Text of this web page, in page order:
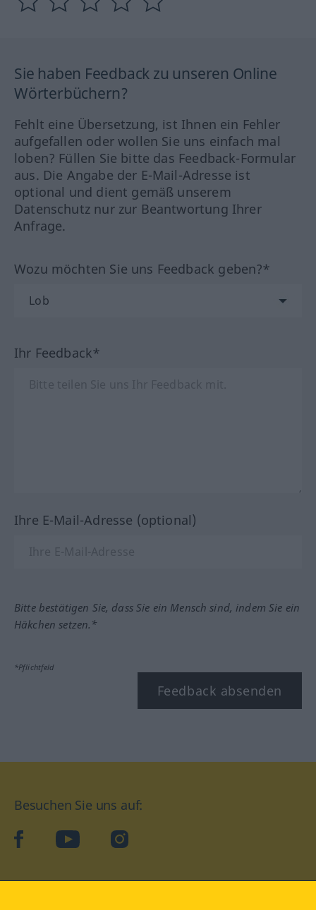
Sie haben Feedback zu unseren Online
Wörterbüchern?
Fehlt eine Übersetzung, ist Ihnen ein Fehler
aufgefallen oder wollen Sie uns einfach mal
loben? Füllen Sie bitte das Feedback-Formular
aus. Die Angabe der E-Mail-Adresse ist
optional und dient gemäß unserem
Datenschutz nur zur Beantwortung Ihrer
Anfrage.
Wozu möchten Sie uns Feedback geben?*
Ihr Feedback*
Ihre E-Mail-Adresse (optional)
Bitte bestätigen Sie, dass Sie ein Mensch sind, indem Sie ein
Häkchen setzen.*
*Pflichtfeld
Feedback absenden
Besuchen Sie uns auf:
facebookYouTube Instagram